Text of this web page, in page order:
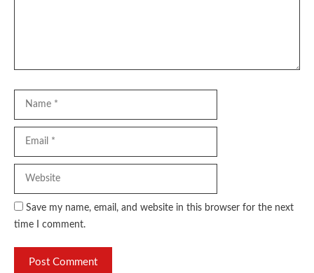
Save my name, email, and website in this browser for the next
time I comment.